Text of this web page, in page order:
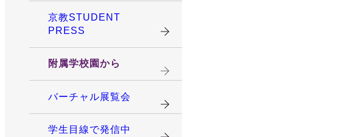
京教STUDENT
PRESS
附属学校園から
バーチャル展覧会
学生目線で発信中